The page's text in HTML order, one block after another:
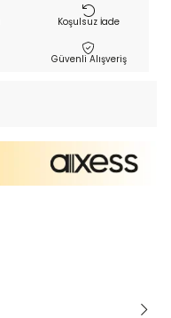
Koşulsuz İade
Güvenli Alışveriş